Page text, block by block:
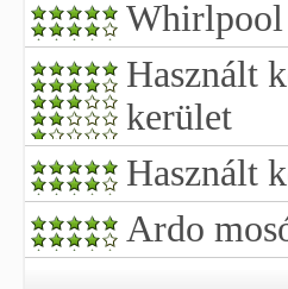
Whirlpool
Használt
kerület
Használt
Ardo